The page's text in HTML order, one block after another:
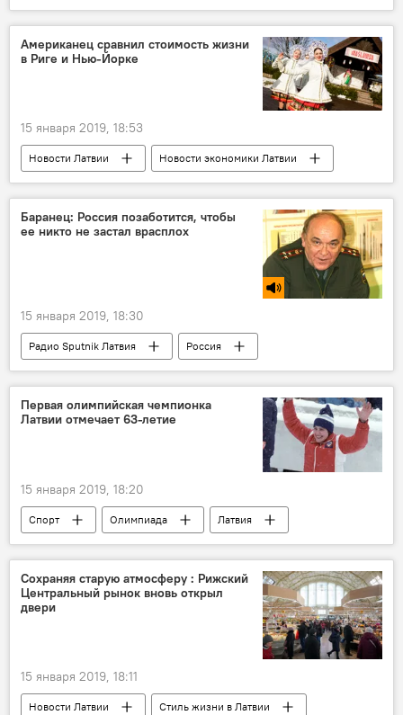
Беларусь
Алексей Дзермант
журналист
Американец сравнил стоимость жизни
в Риге и Нью-Йорке
15 января 2019, 18:53
Новости Латвии
Новости экономики Латвии
Рига
Нью-Йорк цены
Баранец: Россия позаботится, чтобы
ее никто не застал врасплох
15 января 2019, 18:30
Радио Sputnik Латвия
Россия
Виктор Баранец
Первая олимпийская чемпионка
Латвии отмечает 63-летие
15 января 2019, 18:20
Спорт Олимпиада Латвия
Сохраняя старую атмосферу : Рижский
Центральный рынок вновь открыл
двери
15 января 2019, 18:11
Новости Латвии
Стиль жизни в Латвии